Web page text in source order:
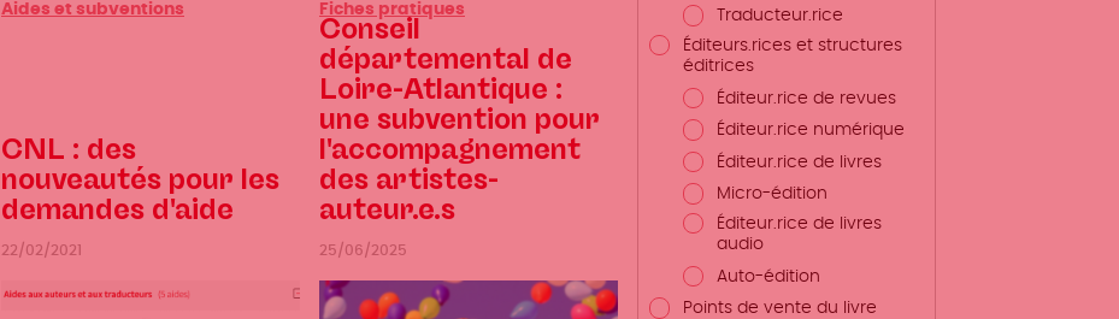
Traducteur.rice
Éditeurs.rices et structures
éditrices
Éditeur.rice de revues
Éditeur.rice numérique
Éditeur.rice de livres
Micro-édition
Éditeur.rice de livres
audio
Auto-édition
Points de vente du livre
Aides et subventions Fiches pratiques
CNL : des
nouveautés pour les
demandes d'aide
22/02/2021
Conseil
départemental de
Loire-Atlantique :
une subvention pour
l'accompagnement
des artistes-
auteur.e.s
25/06/2025